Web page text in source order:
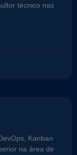
técnico nas
Kanban
na área de